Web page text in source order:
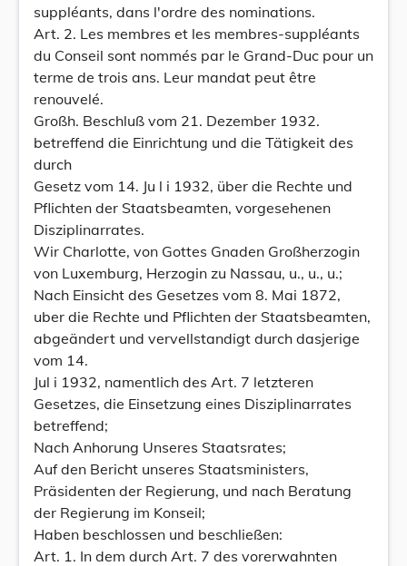
suppléants, dans l'ordre des nominations.
Art. 2. Les membres et les membres-suppléants
du Conseil sont nommés par le Grand-Duc pour un
terme de trois ans. Leur mandat peut être
renouvelé.
Großh. Beschluß vom 21. Dezember 1932.
betreffend die Einrichtung und die Tätigkeit des
durch
Gesetz vom 14. Ju l i 1932, über die Rechte und
Pflichten der Staatsbeamten, vorgesehenen
Disziplinarrates.
Wir Charlotte, von Gottes Gnaden Großherzogin
von Luxemburg, Herzogin zu Nassau, u., u., u.;
Nach Einsicht des Gesetzes vom 8. Mai 1872,
uber die Rechte und Pflichten der Staatsbeamten,
abgeändert und vervellstandigt durch dasjerige
vom 14.
Jul i 1932, namentlich des Art. 7 letzteren
Gesetzes, die Einsetzung eines Disziplinarrates
betreffend;
Nach Anhorung Unseres Staatsrates;
Auf den Bericht unseres Staatsministers,
Präsidenten der Regierung, und nach Beratung
der Regierung im Konseil;
Haben beschlossen und beschließen:
Art. 1. In dem durch Art. 7 des vorerwahnten